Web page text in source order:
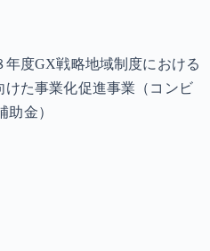
年度GX戦略地域制度における
けた事業化促進事業（コンビ
助金）